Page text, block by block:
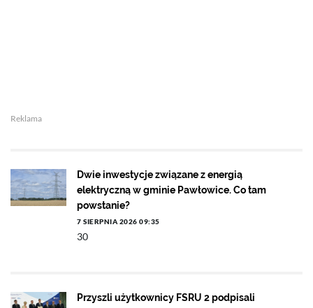
Reklama
Dwie inwestycje związane z energią
elektryczną w gminie Pawłowice. Co tam
powstanie?
7 SIERPNIA 2026 09:35
30
Przyszli użytkownicy FSRU 2 podpisali